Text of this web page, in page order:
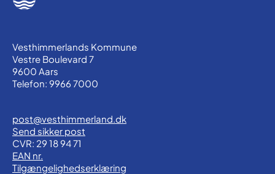
Vesthimmerlands Kommune
Vestre Boulevard 7
9600 Aars
Telefon: 9966 7000
post@vesthimmerland.dk
Send sikker post
CVR: 29 18 94 71
EAN nr.
Tilgængelighedserklæring